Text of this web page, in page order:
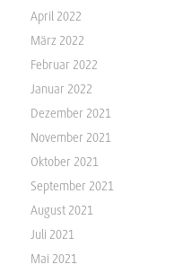
April 2022
März 2022
Februar 2022
Januar 2022
Dezember 2021
November 2021
Oktober 2021
September 2021
August 2021
Juli 2021
Mai 2021